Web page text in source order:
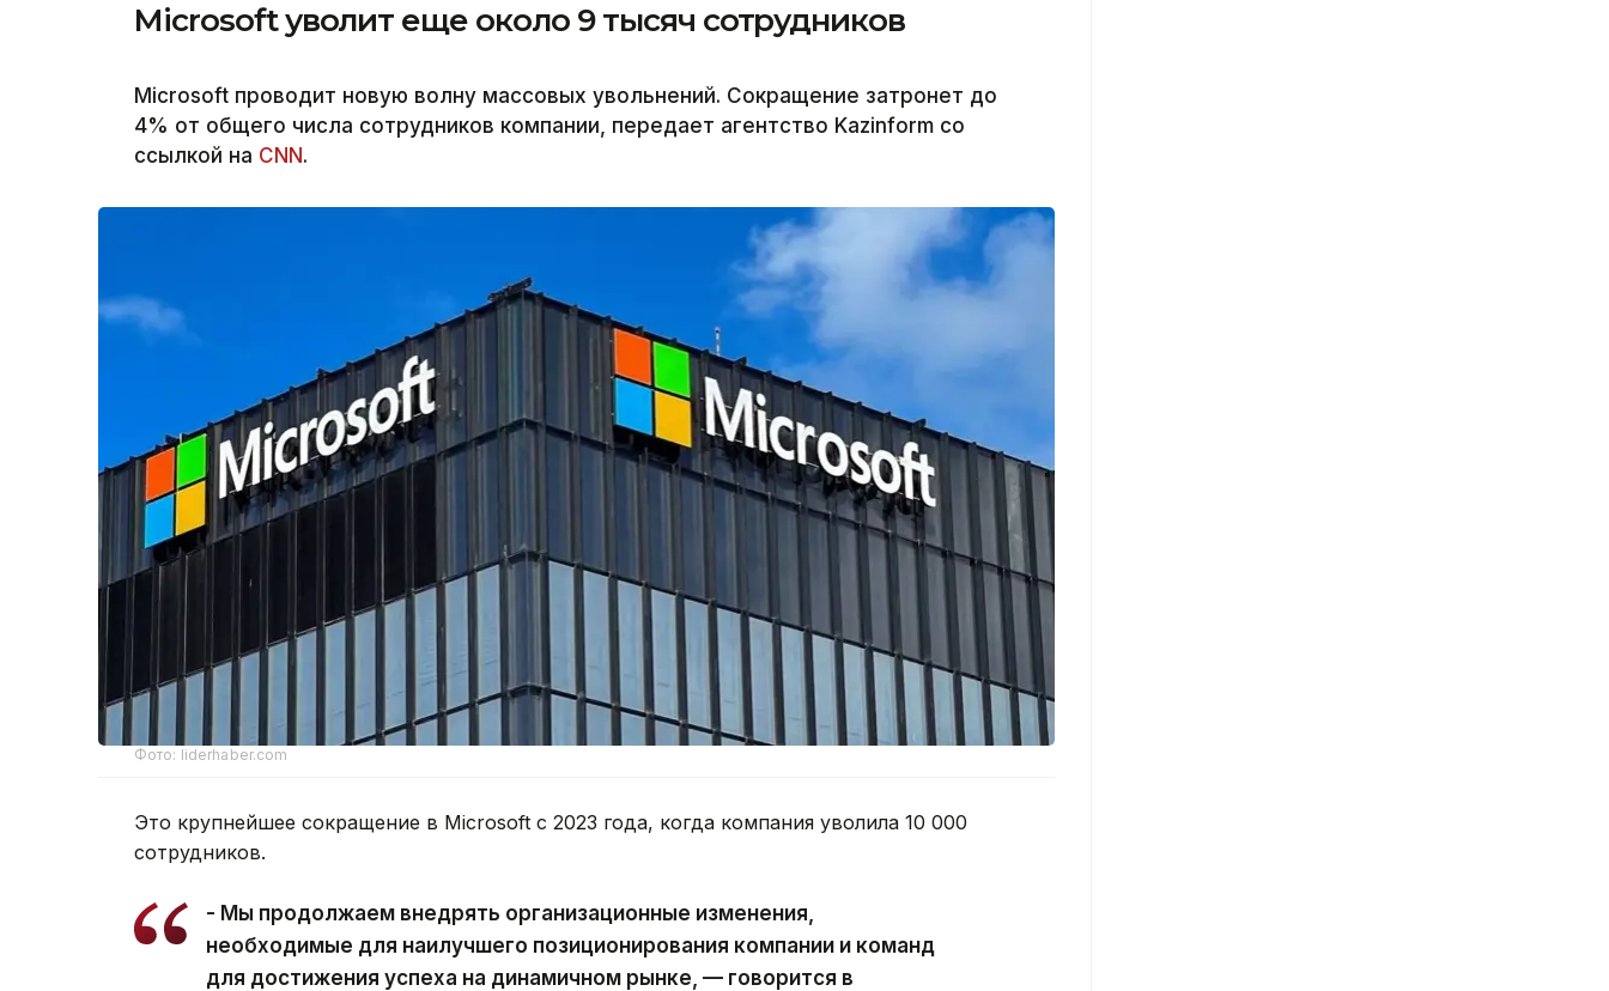
Microsoft уволит еще около 9 тысяч сотрудников
Microsoft проводит новую волну массовых увольнений. Сокращение затронет до
4% от общего числа сотрудников компании, передает агентство Kazinform со
ссылкой на CNN.
Фото: liderhaber.com
Это крупнейшее сокращение в Microsoft с 2023 года, когда компания уволила 10 000
сотрудников.
- Мы продолжаем внедрять организационные изменения,
необходимые для наилучшего позиционирования компании и команд
для достижения успеха на динамичном рынке, — говорится в